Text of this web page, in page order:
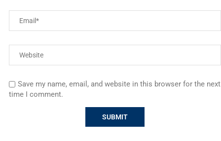
Save my name, email, and website in this browser for the next
time I comment.